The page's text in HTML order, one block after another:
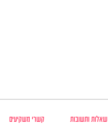
שאלות ותשובות קשרי משקיעים